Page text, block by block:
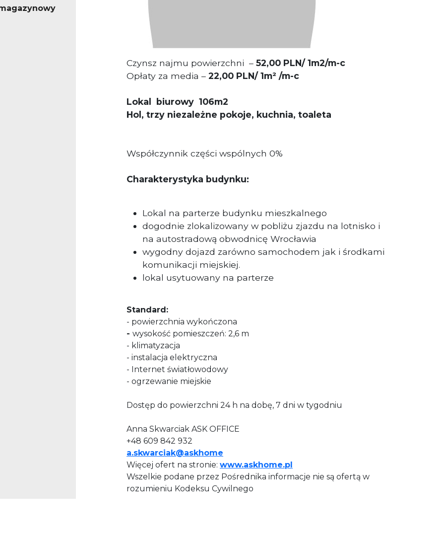
Prowizje pokrywa Właściciel nieruchomości
Obiekt
Czynsz najmu powierzchni – 52,00 PLN/ 1m2/m-c
Opłaty za media – 22,00 PLN/ 1m² /m-c
Lokal biurowy 106m2
Hol, trzy niezależne pokoje, kuchnia, toaleta
Współczynnik części wspólnych 0%
Charakterystyka budynku:
Lokal na parterze budynku mieszkalnego
dogodnie zlokalizowany w pobliżu zjazdu na lotnisko i
na autostradową obwodnicę Wrocławia
wygodny dojazd zarówno samochodem jak i środkami
komunikacji miejskiej.
lokal usytuowany na parterze
Standard:
- powierzchnia wykończona
- wysokość pomieszczeń: 2,6 m
- klimatyzacja
- instalacja elektryczna
- Internet światłowodowy
- ogrzewanie miejskie
Dostęp do powierzchni 24 h na dobę, 7 dni w tygodniu
Anna Skwarciak ASK OFFICE
+48 609 842 932
a.skwarciak@askhome
Więcej ofert na stronie: www.askhome.pl
Wszelkie podane przez Pośrednika informacje nie są ofertą w
rozumieniu Kodeksu Cywilnego